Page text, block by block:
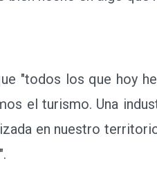
"todos los que hoy
el turismo. Una
en nuestro